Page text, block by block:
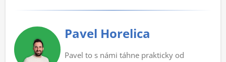
Pavel Horelica
Pavel to s námi táhne prakticky od